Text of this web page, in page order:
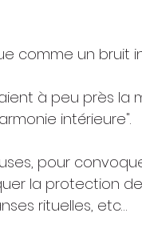
comme un bruit
à peu près la
intérieure".
pour
la protection
rituelles, etc…